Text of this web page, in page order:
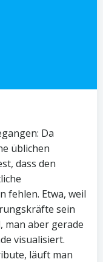
Da
üblichen
dass den
fehlen. Etwa, weil
sein
man aber gerade
visualisiert.
läuft man